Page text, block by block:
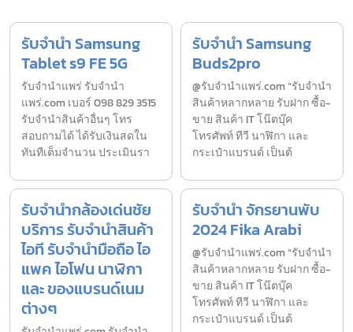
รับจำนำ Samsung
Tablet s9 FE 5G
รับจํานำแพร่ รับจํานํา
แพร่.com เบอร์ 098 829 3515
รับจำนำสินค้าอื่นๆ โทร
สอบถามได้ ได้รับเงินสดใน
ทันทีเต็มจำนวน ประเมินรา
รับจำนำ Samsung
Buds2pro
@รับจำนำแพร่.com “รับจำนำ
สินค้าหลากหลาย รับฝาก ซื้อ-
ขาย สินค้า IT โน๊ตบุ๊ค
โทรศัพท์ ทีวี นาฬิกา และ
กระเป๋าแบรนด์ เป็นต้
รับจำนำกล้องเด่นชัย
บริการ รับจำนำสินค้า
ไอที รับจำนำมือถือ ไอ
แพค ไอโฟน นาฬิกา
และ ของแบรนด์เนม
ต่างๆ
รับจำนำ จักรยานพับ
2024 Fika Arabi
@รับจำนำแพร่.com “รับจำนำ
สินค้าหลากหลาย รับฝาก ซื้อ-
ขาย สินค้า IT โน๊ตบุ๊ค
โทรศัพท์ ทีวี นาฬิกา และ
กระเป๋าแบรนด์ เป็นต้